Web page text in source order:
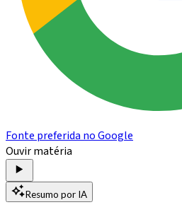
Fonte preferida no Google
Ouvir matéria
Resumo por IA